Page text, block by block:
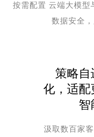
按需配置 云端大模型
数据安全
策略自
化，适配
智
汲取数百家